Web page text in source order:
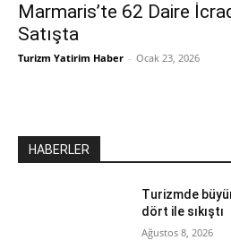
Marmaris’te 62 Daire
Satışta
Turizm Yatirim Haber - Ocak 23, 2026
HABERLER
Turizmde
dört ile sıkıştı
Ağustos 8, 2026